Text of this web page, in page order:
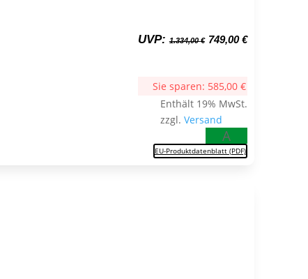
UVP: 1.334,00€ Ursprünglicher
1.334,00 €
749,00€Aktueller
Sie sparen: 585,00 €
Enthält 19% MwSt.
zzgl. Versand
A
EU-Produktdatenblatt (PDF)